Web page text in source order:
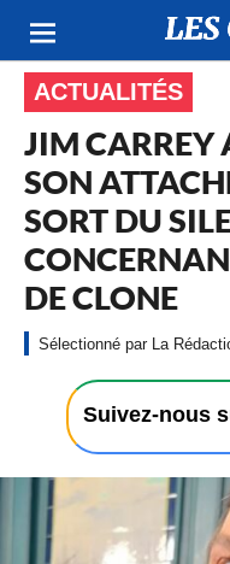
ACTUALITÉS
JIM CARREY
SON
SORT DU
DE CLONE
La
Suivez-nous